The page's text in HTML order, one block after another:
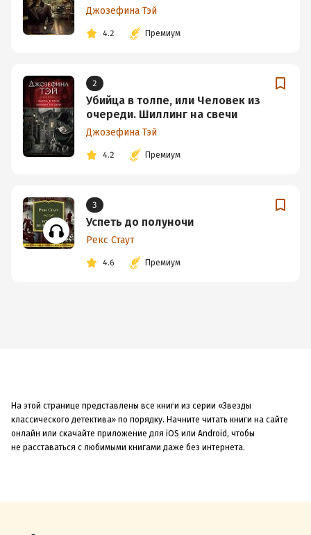
Джозефина Тэй
4.2 Премиум
2
Убийца в толпе, или Человек из
очереди. Шиллинг на свечи
Джозефина Тэй
4.2 Премиум
3
Успеть до полуночи
Рекс Стаут
4.6 Премиум
На этой странице представлены все книги из серии «Звезды
классического детектива» по порядку. Начните читать книги на сайте
онлайн или скачайте приложение для iOS или Android, чтобы
не расставаться с любимыми книгами даже без интернета.